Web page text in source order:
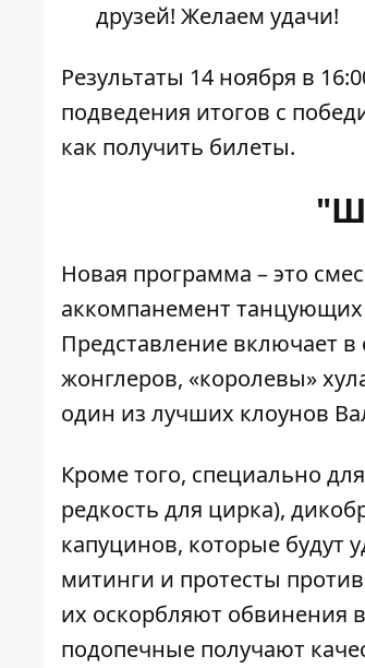
друзей! Желаем удачи!
Результаты 14 ноября в
подведения итогов с
как получить билеты.
Новая программа – это
аккомпанемент
Представление включает
жонглеров, «королевы»
один из лучших клоунов
Кроме того, специально
редкость для цирка),
капуцинов, которые будут
митинги и протесты
их оскорбляют обвинения
подопечные получают